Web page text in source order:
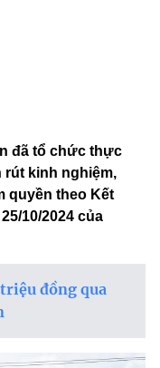
đã tổ chức thực
rút kinh nghiệm,
quyền theo Kết
10/2024 của
đồng qua